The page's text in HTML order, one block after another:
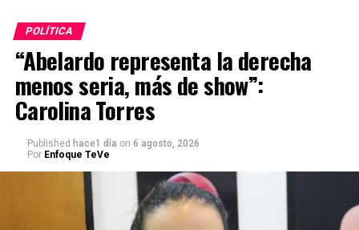
POLÍTICA
“Abelardo representa la derecha
menos seria, más de show”:
Carolina Torres
Published hace1 día on 6 agosto, 2026
Por Enfoque TeVe